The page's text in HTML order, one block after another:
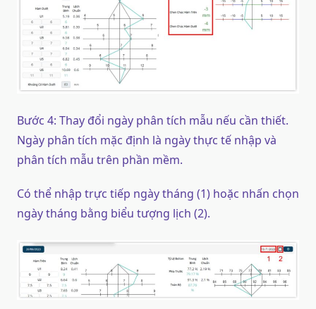
Bước 4: Thay đổi ngày phân tích mẫu nếu cần thiết.
Ngày phân tích mặc định là ngày thực tế nhập và
phân tích mẫu trên phần mềm.
Có thể nhập trực tiếp ngày tháng (1) hoặc nhấn chọn
ngày tháng bằng biểu tượng lịch (2).